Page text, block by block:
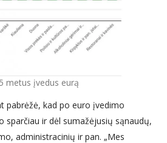
metus įvedus eurą
pabrėžė, kad po euro įvedimo
sparčiau ir dėl sumažėjusių sąnaudų,
administracinių ir pan. „Mes